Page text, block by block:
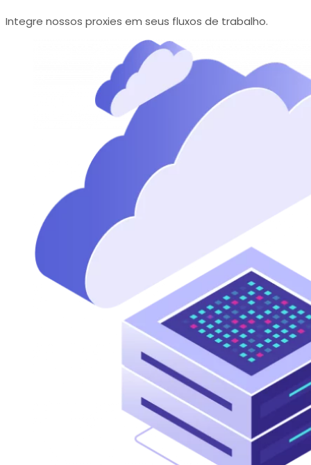
Integre nossos proxies em seus fluxos de trabalho.